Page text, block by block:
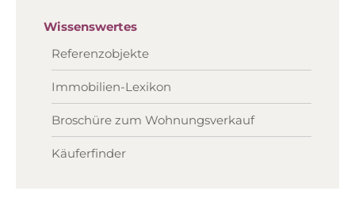
Wissenswertes
Referenzobjekte
Immobilien-Lexikon
Broschüre zum Wohnungsverkauf
Käuferfinder